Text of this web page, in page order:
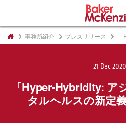
事務所紹介 プレスリリース 「
21 Dec 2020
「Hyper-Hybridity: ア
タルヘルスの新定